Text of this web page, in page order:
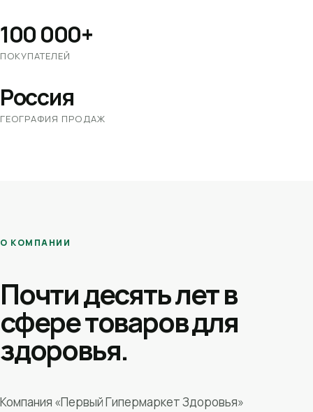
100 000+
ПОКУПАТЕЛЕЙ
Россия
ГЕОГРАФИЯ ПРОДАЖ
О КОМПАНИИ
Почти десять лет в
сфере товаров для
здоровья.
Компания «Первый Гипермаркет Здоровья»